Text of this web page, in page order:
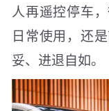
人再遥控停车
日常使用，还
妥、进退自如。